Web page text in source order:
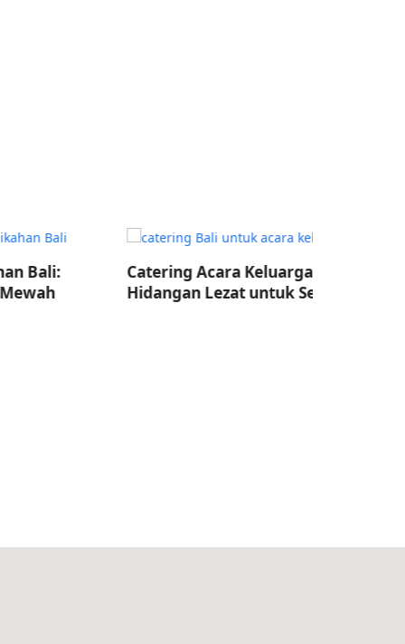
Catering Acara Keluarga Bali:
Hidangan Lezat untuk Semua